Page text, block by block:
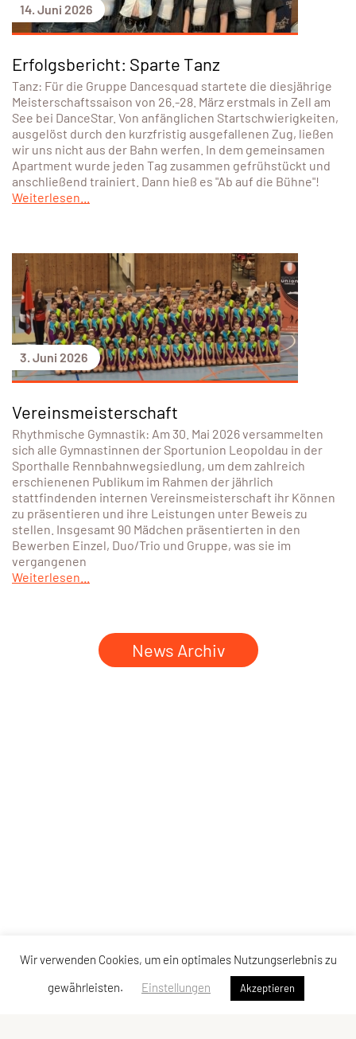
14. Juni 2026
Erfolgsbericht: Sparte Tanz
Tanz: Für die Gruppe Dancesquad startete die diesjährige
Meisterschaftssaison von 26.-28. März erstmals in Zell am
See bei DanceStar. Von anfänglichen Startschwierigkeiten,
ausgelöst durch den kurzfristig ausgefallenen Zug, ließen
wir uns nicht aus der Bahn werfen. In dem gemeinsamen
Apartment wurde jeden Tag zusammen gefrühstückt und
anschließend trainiert. Dann hieß es "Ab auf die Bühne"!
Weiterlesen...
3. Juni 2026
Vereinsmeisterschaft
Rhythmische Gymnastik: Am 30. Mai 2026 versammelten
sich alle Gymnastinnen der Sportunion Leopoldau in der
Sporthalle Rennbahnwegsiedlung, um dem zahlreich
erschienenen Publikum im Rahmen der jährlich
stattfindenden internen Vereinsmeisterschaft ihr Können
zu präsentieren und ihre Leistungen unter Beweis zu
stellen. Insgesamt 90 Mädchen präsentierten in den
Bewerben Einzel, Duo/Trio und Gruppe, was sie im
vergangenen
Weiterlesen...
News Archiv
Wir verwenden Cookies, um ein optimales Nutzungserlebnis zu
gewährleisten.
Einstellungen Akzeptieren